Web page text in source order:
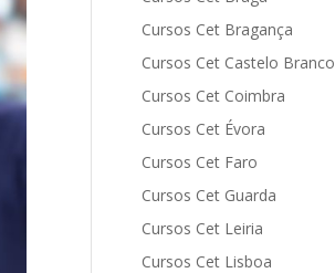
Cursos Cet Bragança
Cursos Cet Castelo Branco
Cursos Cet Coimbra
Cursos Cet Évora
Cursos Cet Faro
Cursos Cet Guarda
Cursos Cet Leiria
Cursos Cet Lisboa